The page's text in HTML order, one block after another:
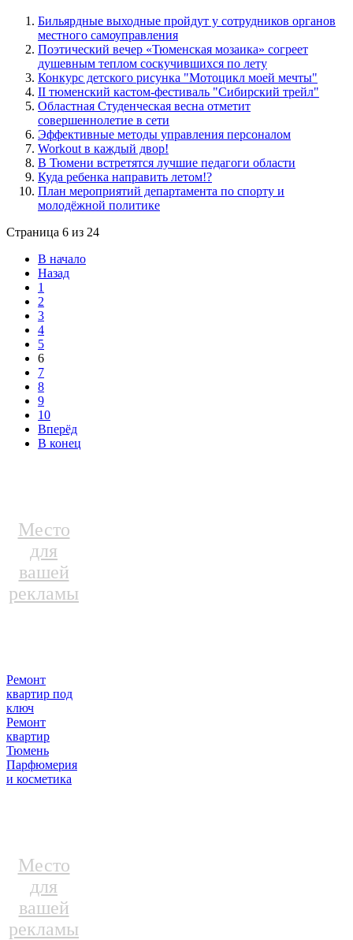
Бильярдные выходные пройдут у сотрудников органов
местного самоуправления
Поэтический вечер «Тюменская мозаика» согреет
душевным теплом соскучившихся по лету
Конкурс детского рисунка "Мотоцикл моей мечты"
II тюменский кастом-фестиваль "Сибирский трейл"
Областная Студенческая весна отметит
совершеннолетие в сети
Эффективные методы управления персоналом
Workout в каждый двор!
В Тюмени встретятся лучшие педагоги области
Куда ребенка направить летом!?
План мероприятий департамента по спорту и
молодёжной политике
Страница 6 из 24
В начало
Назад
1
2
3
4
5
6
7
8
9
10
Вперёд
В конец
Место
для
вашей
рекламы
Ремонт
квартир под
ключ
Ремонт
квартир
Тюмень
Парфюмерия
и косметика
Место
для
вашей
рекламы